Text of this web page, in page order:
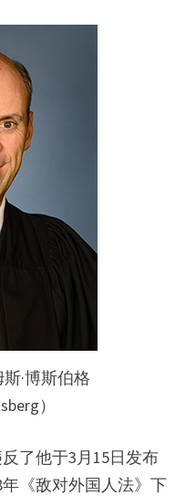
·博斯伯格
）
了他于3月15日发布
《敌对外国人法》下